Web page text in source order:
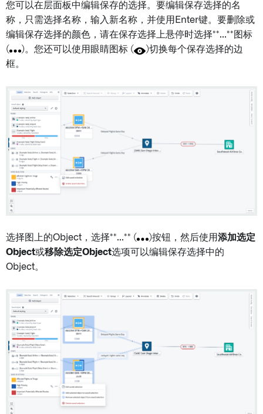
您可以在层面板中编辑保存的选择。要编辑保存选择的名
称，只需选择名称，输入新名称，并使用Enter键。要删除或
编辑保存选择的颜色，请在保存选择上悬停时选择**...**图标
(
)。您还可以使用眼睛图标 (
)切换每个保存选择的边
框。
选择图上的Object，选择**...** ( )按钮，然后使用添加选定
Object或移除选定Object选项可以编辑保存选择中的
Object。